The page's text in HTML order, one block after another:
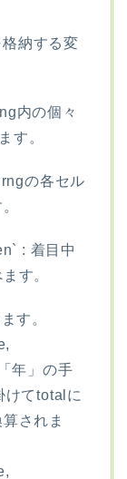
納する変
内の個々
す。
の各セル
: 着目中
す。
す。
年」の手
けてtotalに
されま